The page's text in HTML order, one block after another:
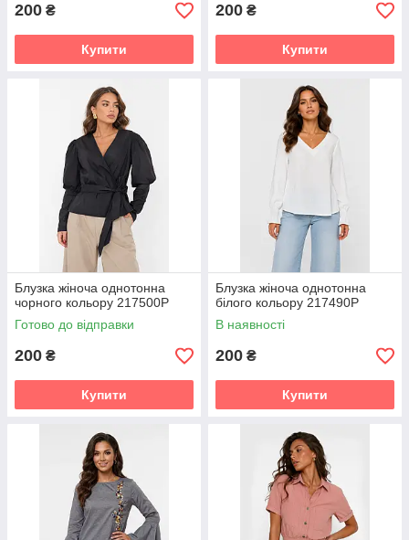
200 ₴
Купити
200 ₴
Купити
Блузка жіноча однотонна
чорного кольору 217500P
Готово до відправки
200 ₴
Купити
Блузка жіноча однотонна
білого кольору 217490P
В наявності
200 ₴
Купити